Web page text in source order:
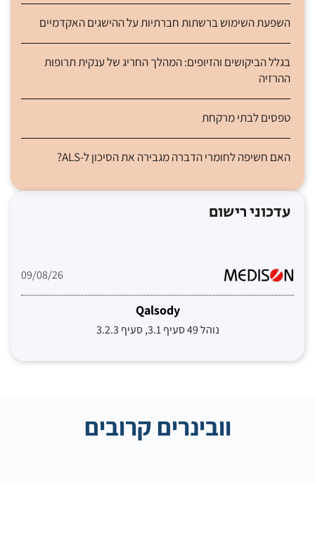
השפעת השימוש ברשתות חברתיות על ההישגים האקדמיים
בגלל הביקושים והזיופים: המהלך החריג של ענקית תרופות
ההרזיה
טפסים לבתי מרקחת
האם חשיפה לחומרי הדברה מגבירה את הסיכון ל-ALS?
עדכוני רישום
09/08/26
Qalsody
נוהל 49 סעיף 3.1, סעיף 3.2.3
וובינרים קרובים